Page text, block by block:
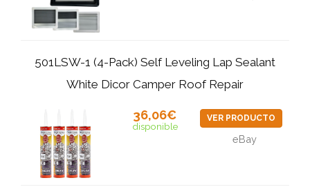
501LSW-1 (4-Pack) Self Leveling Lap Sealant
White Dicor Camper Roof Repair
36,06€
disponible
VER PRODUCTO
eBay